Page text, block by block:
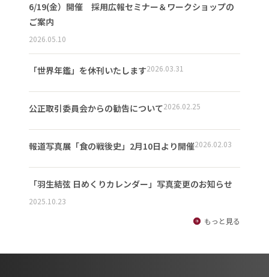
6/19(金）開催 採用広報セミナー＆ワークショップの
ご案内
2026.05.10
「世界年鑑」を休刊いたします2026.03.31
公正取引委員会からの勧告について2026.02.25
報道写真展「食の戦後史」2月10日より開催2026.02.03
「羽生結弦 日めくりカレンダー」写真変更のお知らせ
2025.10.23
もっと見る